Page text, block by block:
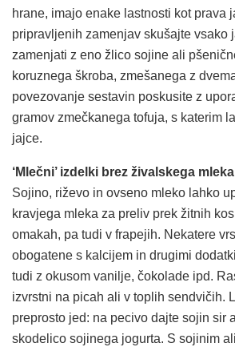
hrane, imajo enake lastnosti kot prava
pripravljenih zamenjav skušajte vsako
zamenjati z eno žlico sojine ali
koruznega škroba, zmešanega z
povezovanje sestavin poskusite z
gramov zmečkanega tofuja, s katerim
jajce.
‘Mlečni’ izdelki brez živalskega mleka
Sojino, riževo in ovseno mleko lahko
kravjega mleka za preliv prek žitnih
omakah, pa tudi v frapejih. Nekatere
obogatene s kalcijem in drugimi
tudi z okusom vanilje, čokolade ipd.
izvrstni na picah ali v toplih sendvičih.
preprosto jed: na pecivo dajte sojin sir
skodelico sojinega jogurta. S sojinim